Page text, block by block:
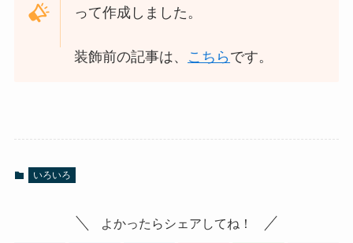
って作成しました。
装飾前の記事は、 こちら です。
いろいろ
よかったらシェアしてね！